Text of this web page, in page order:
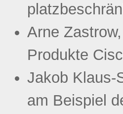
Arne
Produkte
Jakob Klaus-
am Beispiel